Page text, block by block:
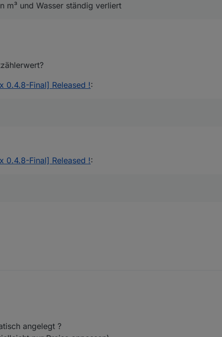
m³ und Wasser ständig verliert
0.4.8-Final] Released !:
0.4.8-Final] Released !:
angelegt ?